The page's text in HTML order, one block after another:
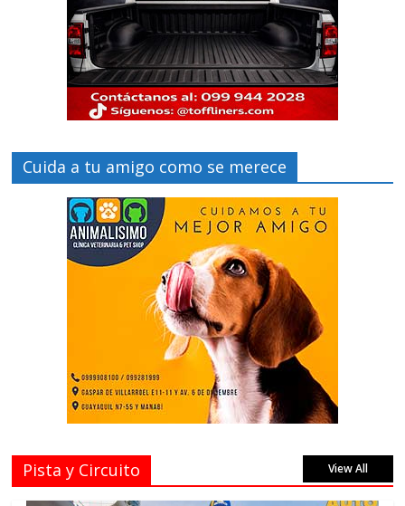
Cuida a tu amigo como se merece
Pista y Circuito View All